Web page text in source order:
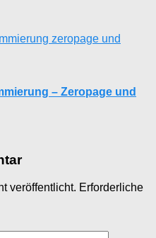
– Zeropage und
veröffentlicht. Erforderliche